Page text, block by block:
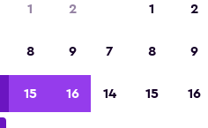
d'Europa 2023
1 2
8 9
15 16
1 2
7 8 9
14 15 16